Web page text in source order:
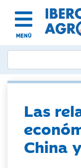
MENÚ
Las
China